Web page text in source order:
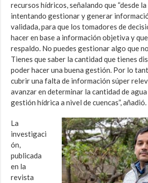
recursos hídricos, señalando que “desde
intentando gestionar y generar
validada, para que los tomadores de
hacer en base a información objetiva y
respaldo. No puedes gestionar algo que
Tienes que saber la cantidad que tienes
poder hacer una buena gestión. Por lo
cubrir una falta de información súper
avanzar en determinar la cantidad de
gestión hídrica a nivel de cuencas”, añadió.
La
investigaci
ón,
publicada
en la
revista